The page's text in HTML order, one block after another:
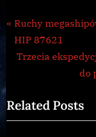
Nawigacja
wpisu
P
r
e
o
u
Ruchy
HIP 87621
N
t
P
Trzecia
do
Related Posts